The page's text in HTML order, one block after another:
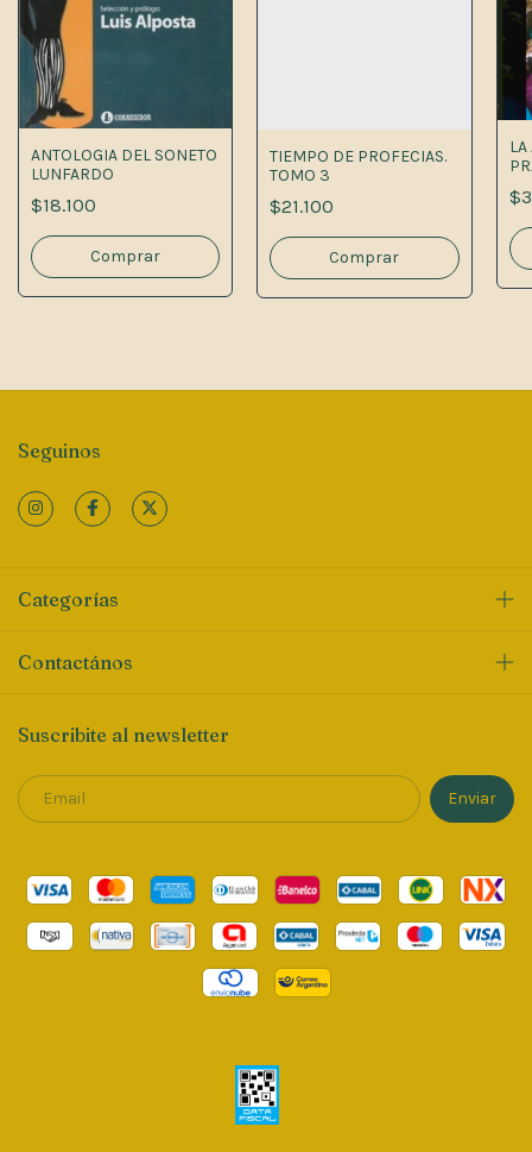
ANTOLOGIA DEL SONETO
LUNFARDO
$18.100
TIEMPO DE PROFECIAS.
TOMO 3
$21.100
LA
Seguinos
Categorías
Contactános
Suscribite al newsletter